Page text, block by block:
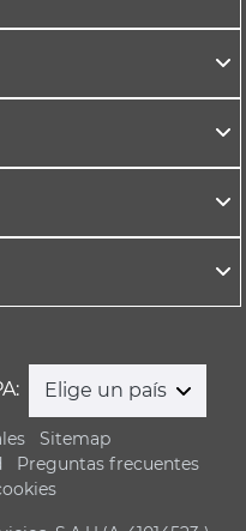
Elige un país
Sitemap
Preguntas frecuentes